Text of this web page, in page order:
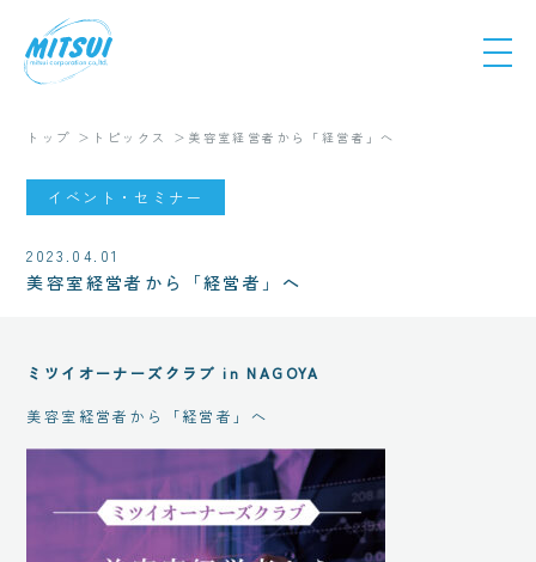
トップ トピックス 美容室経営者から「経営者」へ
イベント・セミナー
2023.04.01
美容室経営者から「経営者」へ
ミツイオーナーズクラブ in NAGOYA
美容室経営者から「経営者」へ